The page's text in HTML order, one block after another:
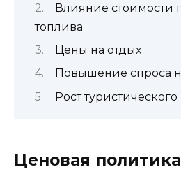
Влияние стоимости
топлива
Цены на отдых
Повышение спроса
Рост туристического
Ценовая политика